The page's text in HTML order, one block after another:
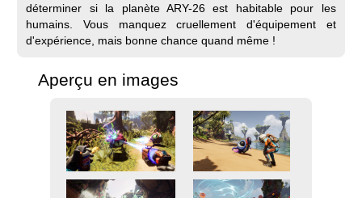
déterminer si la planète ARY-26 est habitable pour les
humains. Vous manquez cruellement d'équipement et
d'expérience, mais bonne chance quand même !
Aperçu en images